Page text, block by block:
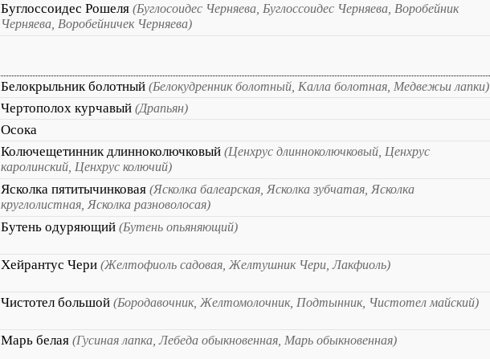
Буглоссоидес Рошеля (Буглосоидес Черняева, Буглоссоидес Черняева, Воробейник
Черняева, Воробейничек Черняева)
Белокрыльник болотный (Белокудренник болотный, Калла болотная, Медвежьи лапки)
Чертополох курчавый (Драпьян)
Осока
Колючещетинник длинноколючковый (Ценхрус длинноколючковый, Ценхрус
каролинский, Ценхрус колючий)
Ясколка пятитычинковая (Ясколка балеарская, Ясколка зубчатая, Ясколка
круглолистная, Ясколка разноволосая)
Бутень одуряющий (Бутень опьяняющий)
Хейрантус Чери (Желтофиоль садовая, Желтушник Чери, Лакфиоль)
Чистотел большой (Бородавочник, Желтомолочник, Подтынник, Чистотел майский)
Марь белая (Гусиная лапка, Лебеда обыкновенная, Марь обыкновенная)